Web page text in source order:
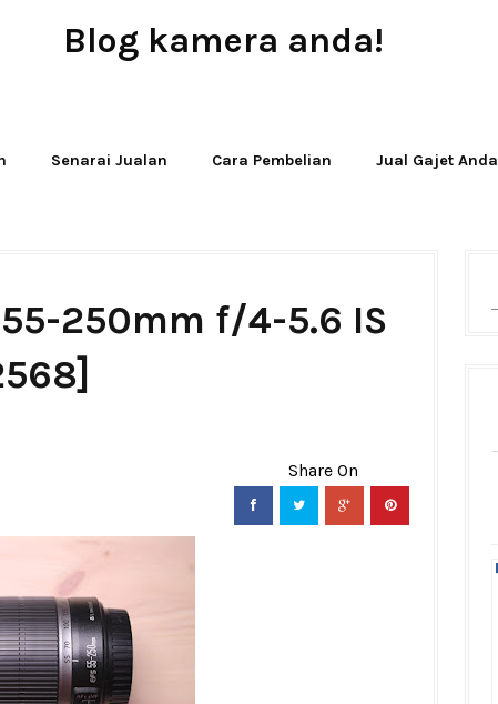
Blog kamera anda!
Senarai Jualan Cara Pembelian Jual Gajet Anda
55-250mm f/4-5.6 IS